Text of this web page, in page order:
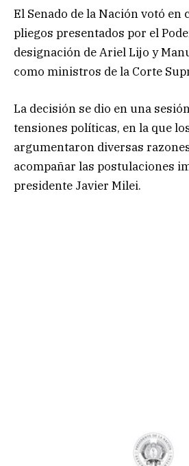
El Senado de la Nación votó en
pliegos presentados por el
designación de Ariel Lijo y
como ministros de la Corte
La decisión se dio en una
tensiones políticas, en la que
argumentaron diversas
acompañar las postulaciones
presidente Javier Milei.